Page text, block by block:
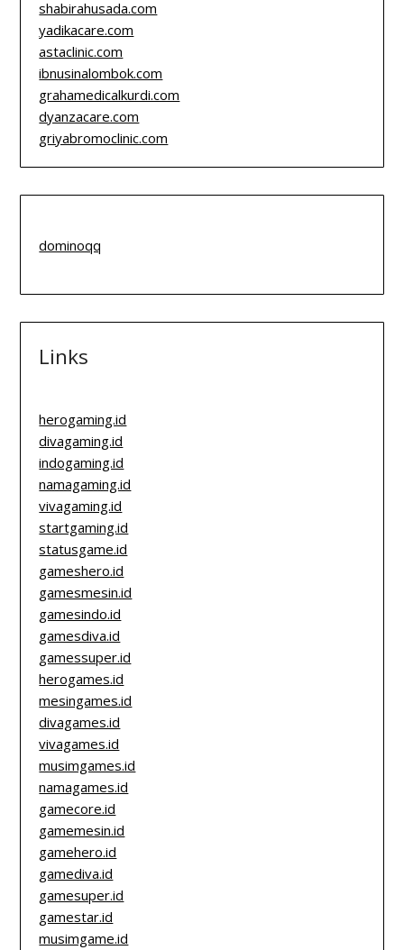
shabirahusada.com
yadikacare.com
astaclinic.com
ibnusinalombok.com
grahamedicalkurdi.com
dyanzacare.com
griyabromoclinic.com
dominoqq
Links
herogaming.id
divagaming.id
indogaming.id
namagaming.id
vivagaming.id
startgaming.id
statusgame.id
gameshero.id
gamesmesin.id
gamesindo.id
gamesdiva.id
gamessuper.id
herogames.id
mesingames.id
divagames.id
vivagames.id
musimgames.id
namagames.id
gamecore.id
gamemesin.id
gamehero.id
gamediva.id
gamesuper.id
gamestar.id
musimgame.id